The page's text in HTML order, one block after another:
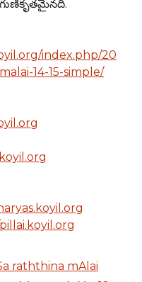
index.php/20
14-15-simple/
raththina mAlai